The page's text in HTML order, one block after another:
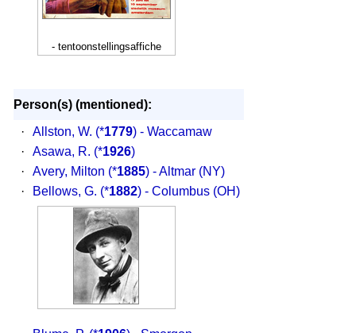
- tentoonstellingsaffiche
Person(s) (mentioned):
·
Allston, W. (*1779) - Waccamaw
·
Asawa, R. (*1926)
·
Avery, Milton (*1885) - Altmar (NY)
·
Bellows, G. (*1882) - Columbus (OH)